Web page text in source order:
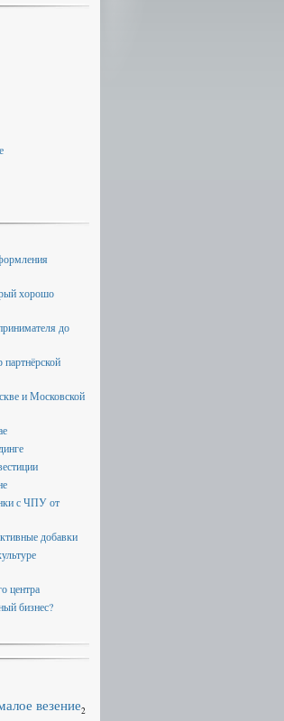
хорошо
до
и Московской
с ЧПУ от
добавки
центра
бизнес?
везение2